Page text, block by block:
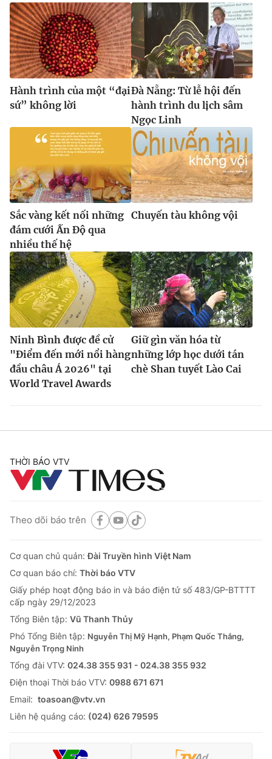
Hành trình của một “đại
sứ” không lời
Đà Nẵng: Từ lễ hội đến
hành trình du lịch sâm
Ngọc Linh
Sắc vàng kết nối những
đám cưới Ấn Độ qua
nhiều thế hệ
Chuyến tàu không vội
Ninh Bình được đề cử
"Điểm đến mới nổi hàng
đầu châu Á 2026" tại
World Travel Awards
Giữ gìn văn hóa từ
những lớp học dưới tán
chè Shan tuyết Lào Cai
THỜI BÁO VTV
Theo dõi báo trên
Cơ quan chủ quản:Đài Truyền hình Việt Nam
Cơ quan báo chí: Thời báo VTV
Giấy phép hoạt động báo in và báo điện tử số 483/GP-BTTTT
cấp ngày 29/12/2023
Tổng Biên tập: Vũ Thanh Thủy
Phó Tổng Biên tập: Nguyễn Thị Mỹ Hạnh, Phạm Quốc Thắng,
Nguyễn Trọng Ninh
Tổng đài VTV: 024.38 355 931 - 024.38 355 932
Ðiện thoại Thời báo VTV: 0988 671 671
Email: toasoan@vtv.vn
Liên hệ quảng cáo: (024) 626 79595